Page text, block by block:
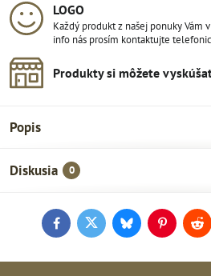
LOGO
Každý produkt z našej ponuky Vám
info nás prosím kontaktujte
Produkty si môžete
Popis
Diskusia 0
FacebookTwitterBlueskyPinterest